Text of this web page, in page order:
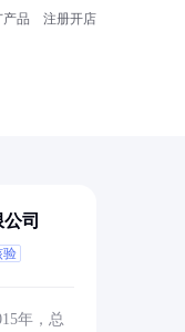
产品 注册开店
司
验
年，总